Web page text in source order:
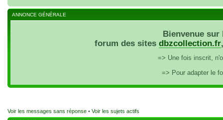
ANNONCE GÉNÉRALE
Bienvenue
forum des sites dbzcollection.fr
=> Une fois inscrit,
=> Pour adapter le
Voir les messages sans réponse • Voir les sujets actifs